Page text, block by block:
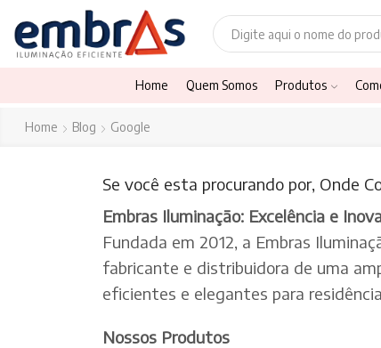
Home Quem Somos Produtos
Home Blog Google
Se você esta procurando por, Onde
Embras Iluminação: Excelência e
Fundada em 2012, a Embras
fabricante e distribuidora de uma
eficientes e elegantes para
Nossos Produtos